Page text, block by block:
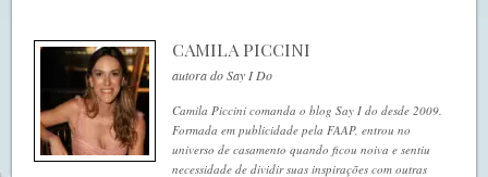
CAMILA PICCINI
autora do Say I Do
Camila Piccini comanda o blog Say I do desde 2009.
Formada em publicidade pela FAAP, entrou no
universo de casamento quando ficou noiva e sentiu
necessidade de dividir suas inspirações com outras